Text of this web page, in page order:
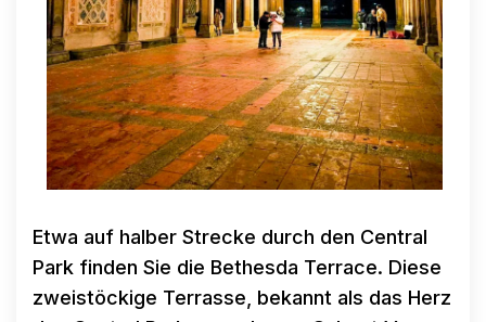
Etwa auf halber Strecke durch den Central
Park finden Sie die Bethesda Terrace. Diese
zweistöckige Terrasse, bekannt als das Herz